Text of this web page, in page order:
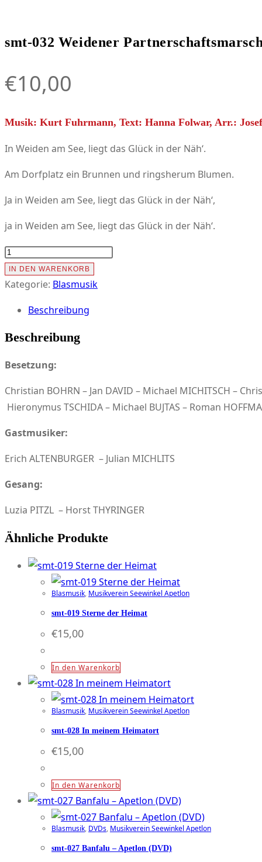
smt-032 Weidener
€10,00
Musik: Kurt Fuhrmann, Text: Hanna Folwar, Arr.:
In Weiden am See, liegt das Glück in der Näh‘.
Am Dorfplatz ein Brunnen und ringsherum Blumen.
Ja in Weiden am See, liegt das Glück in der Näh‘,
ja in Weiden am See, liegt das Glück in der Näh‘.
smt-
032
Weidener
Menge
IN DEN WARENKORB
Kategorie: Blasmusik
Beschreibung
Beschreibung
Besetzung:
Christian BOHRN – Jan DAVID – Michael MICHITSCH –
Hieronymus TSCHIDA – Michael BUJTAS – Roman
Gastmusiker:
Erich ALTENBURGER – Julian MICHLITS
Gesang:
Luzia PITZL – Horst THYRINGER
Ähnliche Produkte
Blasmusik, Musikverein Seewinkel Apetlon
smt-019 Sterne der Heimat
€15,00
In den Warenkorb
Blasmusik, Musikverein Seewinkel Apetlon
smt-028 In meinem Heimatort
€15,00
In den Warenkorb
Blasmusik, DVDs, Musikverein Seewinkel Apetlon
smt-027 Banfalu – Apetlon (DVD)